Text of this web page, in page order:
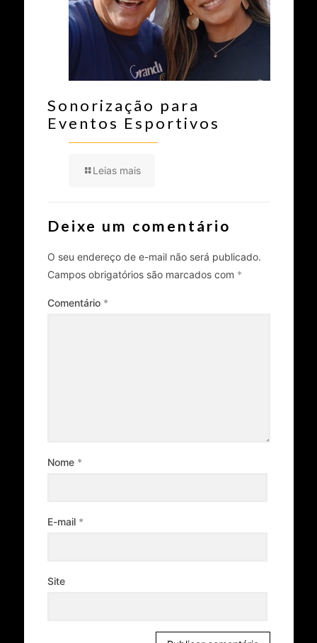
Sonorização para
Eventos Esportivos
Leias mais
Deixe um comentário
O seu endereço de e-mail não será publicado.
Campos obrigatórios são marcados com *
Comentário *
Nome *
E-mail *
Site